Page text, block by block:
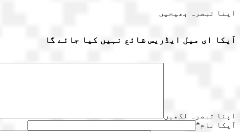
اپنا تبصرہ بھیجیں
آپکا ای میل ایڈریس شائع نہیں کیا جائے گا
اپنا تبصرہ لکھیں
آپکا نام*